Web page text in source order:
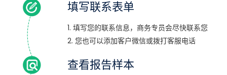
填写联系表单
1. 填写您的联系信息，商务专员会尽快联系您
2. 您也可以添加客户微信或拨打客服电话
查看报告样本